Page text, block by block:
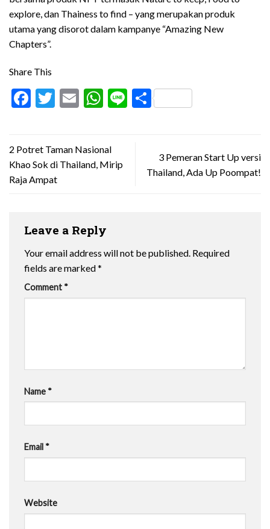
explore, dan Thainess to find – yang merupakan produk
utama yang disorot dalam kampanye “Amazing New
Chapters”.
Share This
Facebook
Twitter
EmailWhatsApp
LineShare
2 Potret Taman Nasional
Khao Sok di Thailand, Mirip
Raja Ampat
3 Pemeran Start Up versi
Thailand, Ada Up Poompat!
Leave a Reply
Your email address will not be published. Required
fields are marked*
Comment *
Name *
Email *
Website